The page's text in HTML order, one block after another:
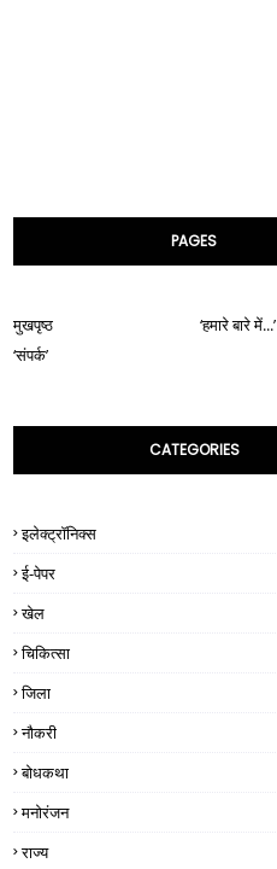
PAGES
मुखपृष्ठ
‘हमारे बारे में...’
‘संपर्क’
CATEGORIES
इलेक्ट्रॉनिक्स
ई-पेपर
खेल
चिकित्सा
जिला
नौकरी
बोधकथा
मनोरंजन
राज्य